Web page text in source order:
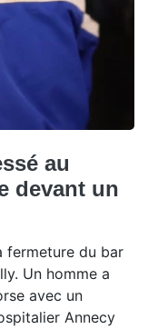
au
devant un
fermeture du bar
Un homme a
avec un
Annecy